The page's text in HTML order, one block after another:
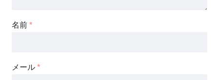
名前 *
メール *